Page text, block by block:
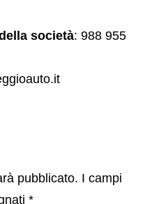
società: 988 955
pubblicato. I campi
*